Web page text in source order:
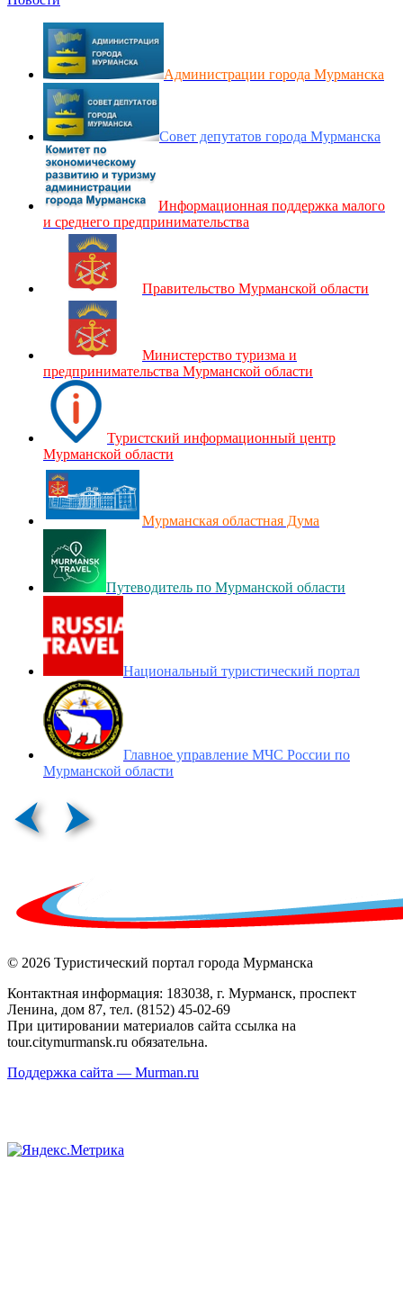
Администрации города Мурманска
Совет депутатов города Мурманска
Информационная поддержка малого
и среднего предпринимательства
Правительство Мурманской области
Министерство туризма и
предпринимательства Мурманской области
Туристский информационный центр
Мурманской области
Мурманская областная Дума
Путеводитель по Мурманской области
Национальный туристический портал
Главное управление МЧС России по
Мурманской области
© 2026 Туристический портал города Мурманска
Контактная информация: 183038, г. Мурманск, проспект
Ленина, дом 87, тел. (8152) 45-02-69
При цитировании материалов сайта ссылка на
tour.citymurmansk.ru обязательна.
Поддержка сайта — Murman.ru